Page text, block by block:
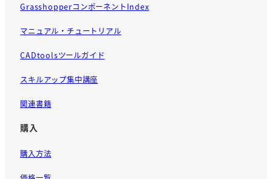
GrasshopperコンポーネントIndex
マニュアル・チュートリアル
CADtoolsツールガイド
スキルアップ集中講座
関連書籍
購入
購入方法